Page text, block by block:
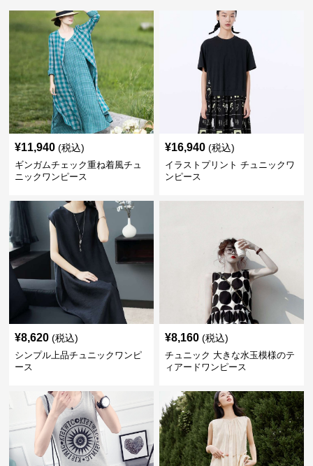
¥11,940 (税込)
ギンガムチェック重ね着風チュ
ニックワンピース
¥16,940 (税込)
イラストプリント チュニックワ
ンピース
¥8,620 (税込)
シンプル上品チュニックワンピ
ース
¥8,160 (税込)
チュニック 大きな水玉模様のテ
ィアードワンピース